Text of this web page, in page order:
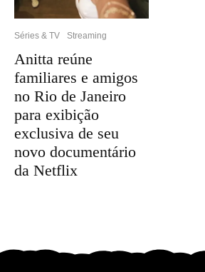
Séries & TV Streaming
Anitta reúne
familiares e amigos
no Rio de Janeiro
para exibição
exclusiva de seu
novo documentário
da Netflix